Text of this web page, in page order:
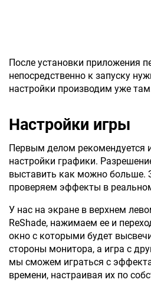
После установки приложения
непосредственно к запуску
настройки производим уже
Настройки игры
Первым делом рекомендуется
настройки графики.
выставить как можно больше.
проверяем эффекты в
У нас на экране в верхнем
ReShade, нажимаем ее и
окно с которыми будет
стороны монитора, а игра с
мы сможем играться с
времени, настраивая их по